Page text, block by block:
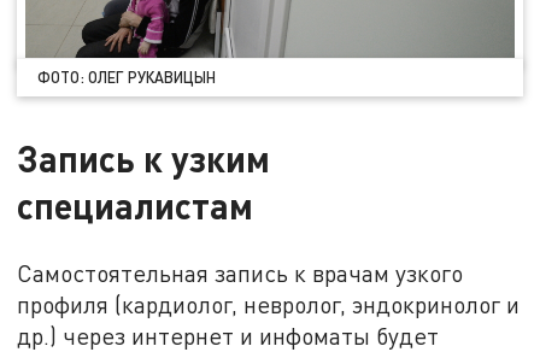
ФОТО: ОЛЕГ РУКАВИЦЫН
Запись к узким
специалистам
Самостоятельная запись к врачам узкого
профиля (кардиолог, невролог, эндокринолог и
др.) через интернет и инфоматы будет